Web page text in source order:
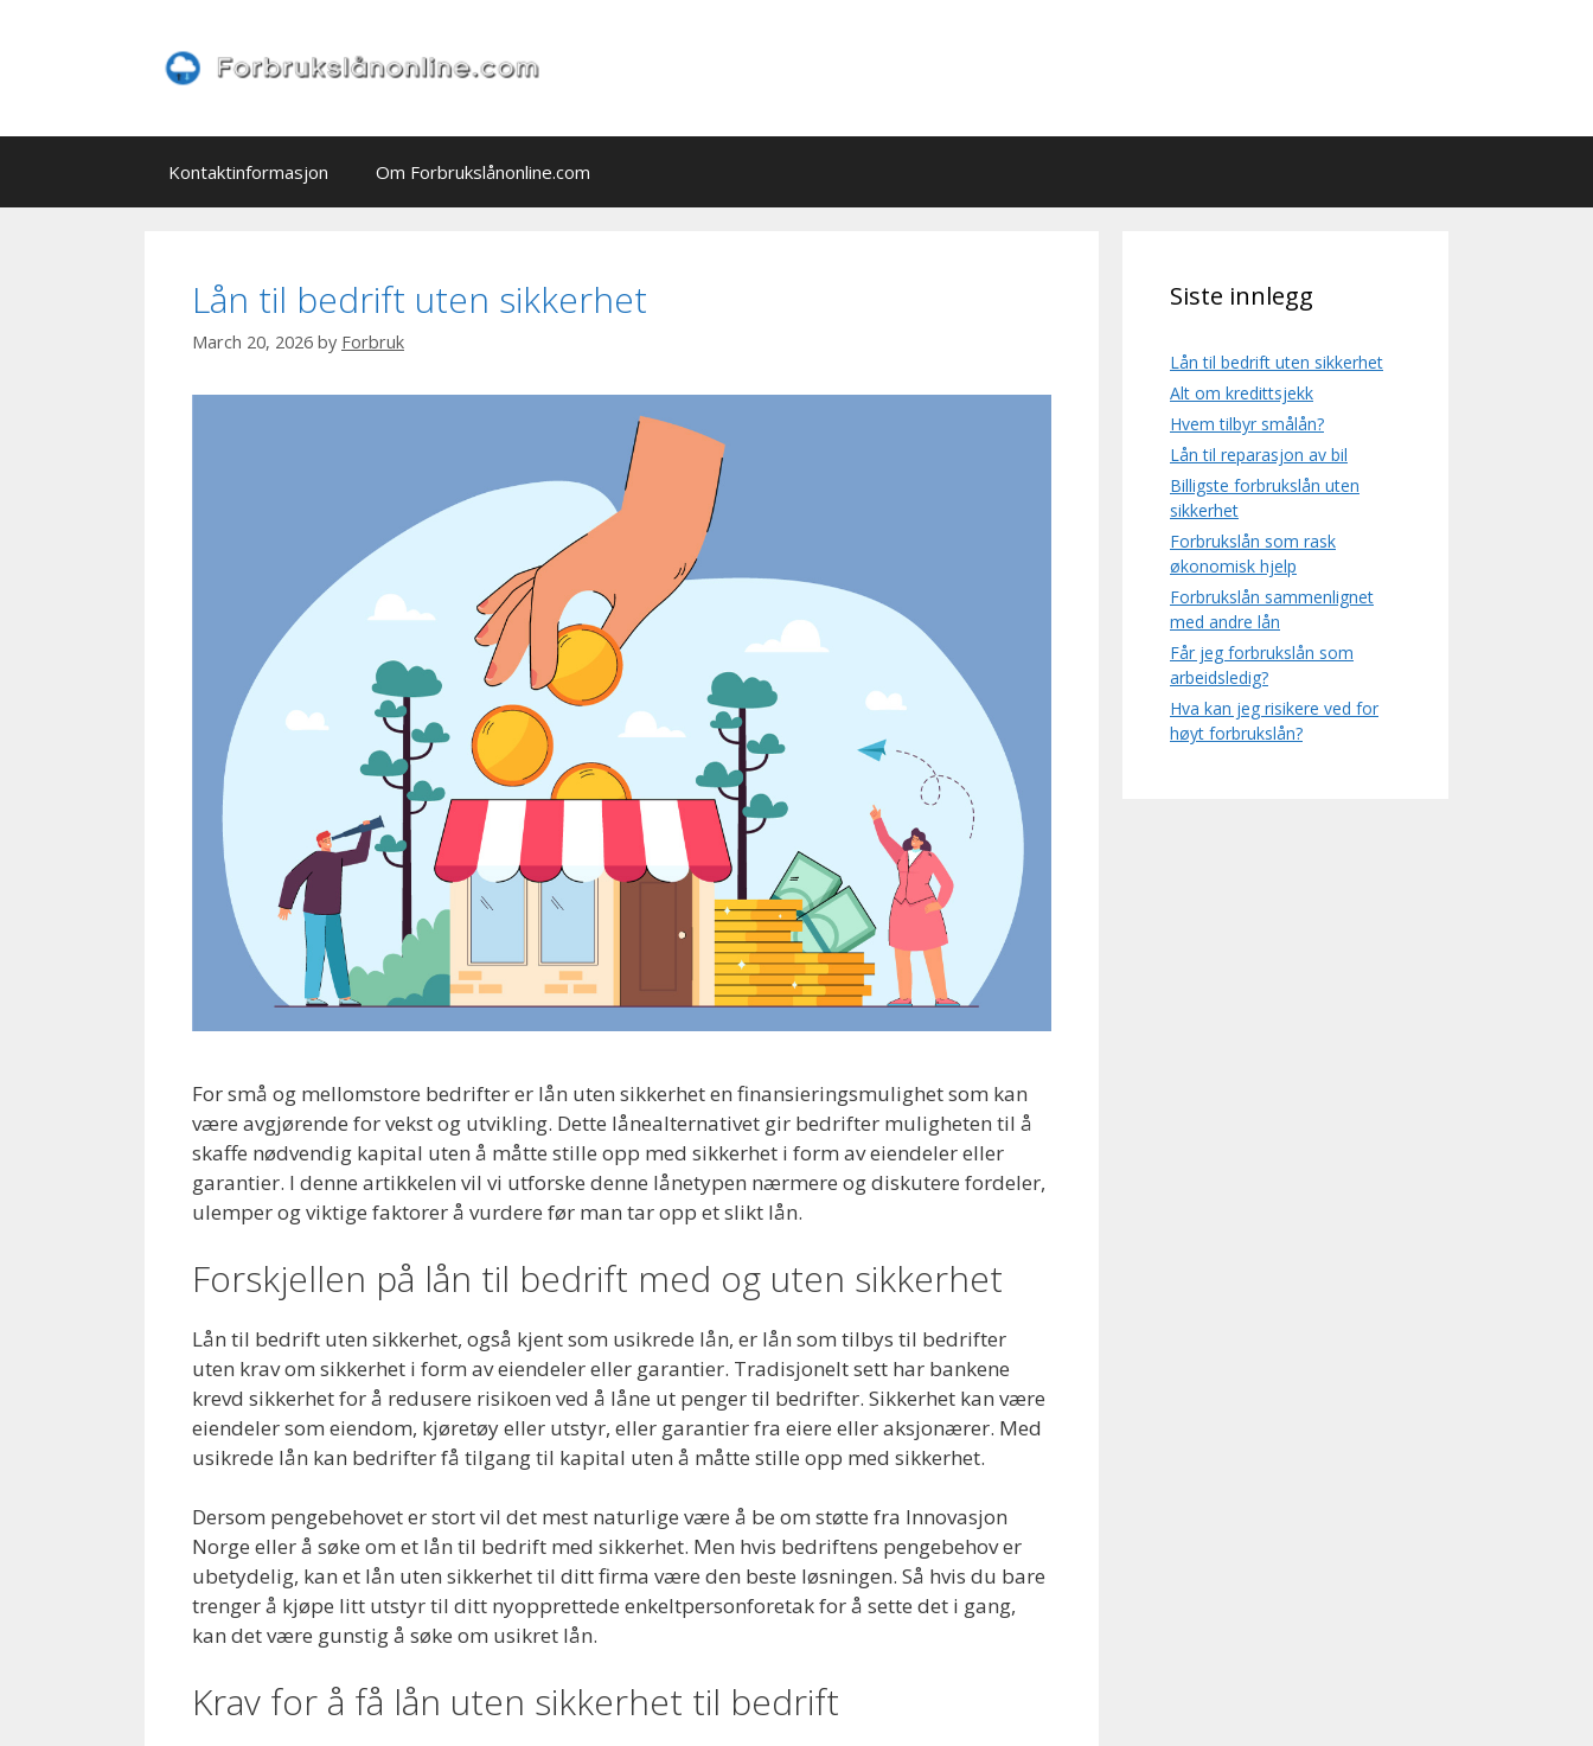
Kontaktinformasjon Om Forbrukslånonline.com
Lån til bedrift uten sikkerhet
March 20, 2026 by Forbruk
For små og mellomstore bedrifter er lån uten sikkerhet en finansieringsmulighet som kan
være avgjørende for vekst og utvikling. Dette lånealternativet gir bedrifter muligheten til å
skaffe nødvendig kapital uten å måtte stille opp med sikkerhet i form av eiendeler eller
garantier. I denne artikkelen vil vi utforske denne lånetypen nærmere og diskutere fordeler,
ulemper og viktige faktorer å vurdere før man tar opp et slikt lån.
Forskjellen på lån til bedrift med og uten sikkerhet
Lån til bedrift uten sikkerhet, også kjent som usikrede lån, er lån som tilbys til bedrifter
uten krav om sikkerhet i form av eiendeler eller garantier. Tradisjonelt sett har bankene
krevd sikkerhet for å redusere risikoen ved å låne ut penger til bedrifter. Sikkerhet kan være
eiendeler som eiendom, kjøretøy eller utstyr, eller garantier fra eiere eller aksjonærer. Med
usikrede lån kan bedrifter få tilgang til kapital uten å måtte stille opp med sikkerhet.
Dersom pengebehovet er stort vil det mest naturlige være å be om støtte fra Innovasjon
Norge eller å søke om et lån til bedrift med sikkerhet. Men hvis bedriftens pengebehov er
ubetydelig, kan et lån uten sikkerhet til ditt firma være den beste løsningen. Så hvis du bare
trenger å kjøpe litt utstyr til ditt nyopprettede enkeltpersonforetak for å sette det i gang,
kan det være gunstig å søke om usikret lån.
Krav for å få lån uten sikkerhet til bedrift
Siste innlegg
Lån til bedrift uten sikkerhet
Alt om kredittsjekk
Hvem tilbyr smålån?
Lån til reparasjon av bil
Billigste forbrukslån uten
sikkerhet
Forbrukslån som rask
økonomisk hjelp
Forbrukslån sammenlignet
med andre lån
Får jeg forbrukslån som
arbeidsledig?
Hva kan jeg risikere ved for
høyt forbrukslån?